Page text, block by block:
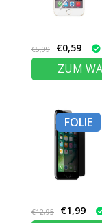
€5,99 €0,59
ZUM
FOLIE
€12,95 €1,99